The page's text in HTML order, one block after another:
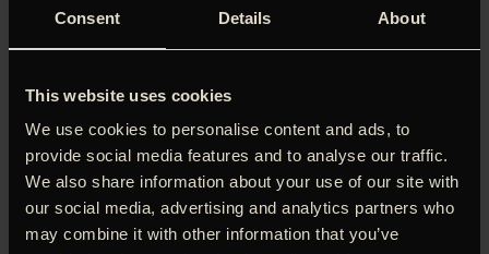
Consent Details About
This website uses cookies
We use cookies to personalise content and ads, to
provide social media features and to analyse our traffic.
We also share information about your use of our site with
our social media, advertising and analytics partners who
may combine it with other information that you’ve
‘Pilou Asbæk og Nicolas Bro yder jævnbyrdigt og kreativt